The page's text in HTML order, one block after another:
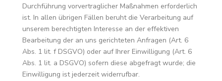
Durchführung vorvertraglicher Maßnahmen erforderlich
ist. In allen übrigen Fällen beruht die Verarbeitung auf
unserem berechtigten Interesse an der effektiven
Bearbeitung der an uns gerichteten Anfragen (Art. 6
Abs. 1 lit. f DSGVO) oder auf Ihrer Einwilligung (Art. 6
Abs. 1 lit. a DSGVO) sofern diese abgefragt wurde; die
Einwilligung ist jederzeit widerrufbar.